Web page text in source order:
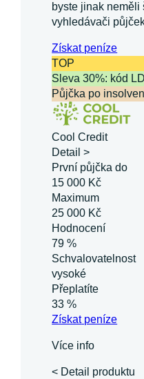
byste jinak neměli
vyhledávači
Získatpeníze
TOP
Sleva 30%: kód
Půjčka po
Cool Credit
Detail >
První půjčka do
15 000 Kč
Maximum
25 000 Kč
Hodnocení
79 %
Schvalovatelnost
vysoké
Přeplatíte
33 %
Získatpeníze
Více info
< Detail produktu